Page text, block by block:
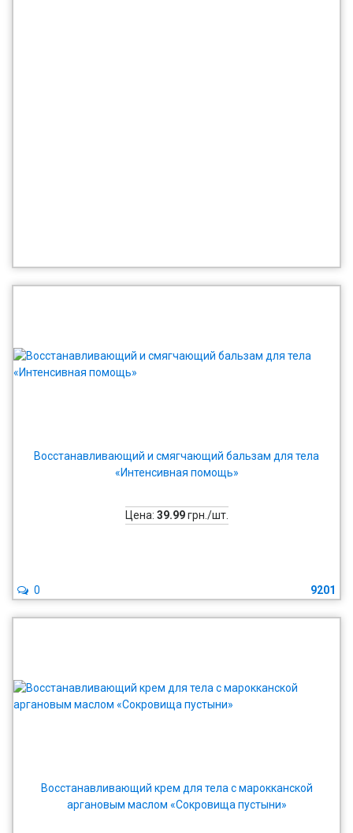
Восстанавливающий и смягчающий бальзам для тела
«Интенсивная помощь»
Цена: 39.99грн./шт.
9201
0
Восстанавливающий крем для тела с марокканской
аргановым маслом «Сокровища пустыни»